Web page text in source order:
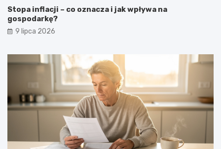
Stopa inflacji – co oznacza i jak wpływa na
gospodarkę?
9 lipca 2026